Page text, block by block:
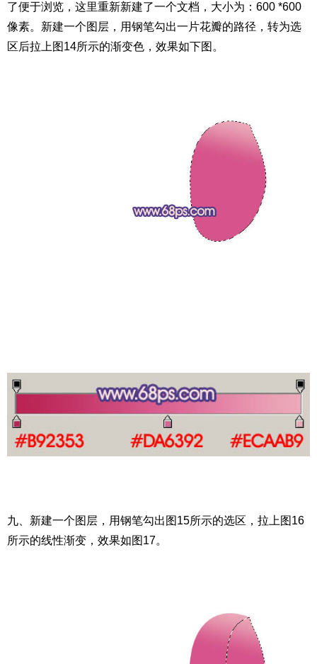
了便于浏览，这里重新新建了一个文档，大小为：600 *600
像素。新建一个图层，用钢笔勾出一片花瓣的路径，转为选
区后拉上图14所示的渐变色，效果如下图。
九、新建一个图层，用钢笔勾出图15所示的选区，拉上图16
所示的线性渐变，效果如图17。